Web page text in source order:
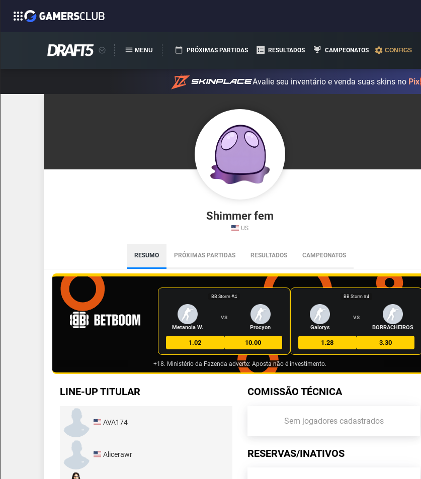
MENU PRÓXIMAS PARTIDAS RESULTADOS CAMPEONATOS CONFIGS
Avalie seu inventário e venda suas skins no Pix!
Shimmer fem
US
RESUMO PRÓXIMAS PARTIDAS RESULTADOS CAMPEONATOS
BB Storm #4
Metanoia W.
VS
Procyon
1.02 10.00
BB Storm #4
Galorys
VS
BORRACHEIROS
1.28 3.30
+18. Ministério da Fazenda adverte: Aposta não é investimento.
LINE-UP TITULAR
AVA174
Alicerawr
COMISSÃO TÉCNICA
Sem jogadores cadastrados
RESERVAS/INATIVOS